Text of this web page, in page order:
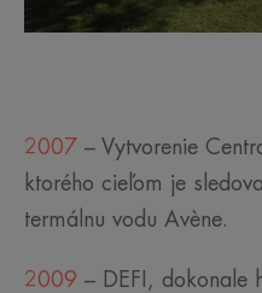
2007 – Vytvorenie
ktorého cieľom je
termálnu vodu Avène.
2009 – DEFI, dokonale